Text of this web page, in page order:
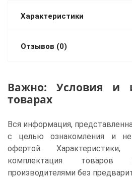
Характеристики
Отзывов (0)
Важно: Условия и
товарах
Вся информация,
с целью ознакомления и не
офертой.
комплектация товаров
производителями без